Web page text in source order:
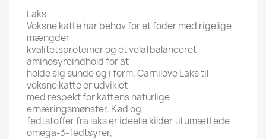
Laks
Voksne katte har behov for et foder med rigelige
mængder
kvalitetsproteiner og et velafbalanceret
aminosyreindhold for at
holde sig sunde og i form. Carnilove Laks til
voksne katte er udviklet
med respekt for kattens naturlige
ernæringsmønster. Kød og
fedtstoffer fra laks er ideelle kilder til umættede
omega-3-fedtsyrer,